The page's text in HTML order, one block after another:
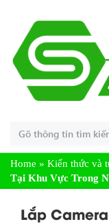
Home » Kiến thức và
Tại Khu Vực Trong
Lắp Camera